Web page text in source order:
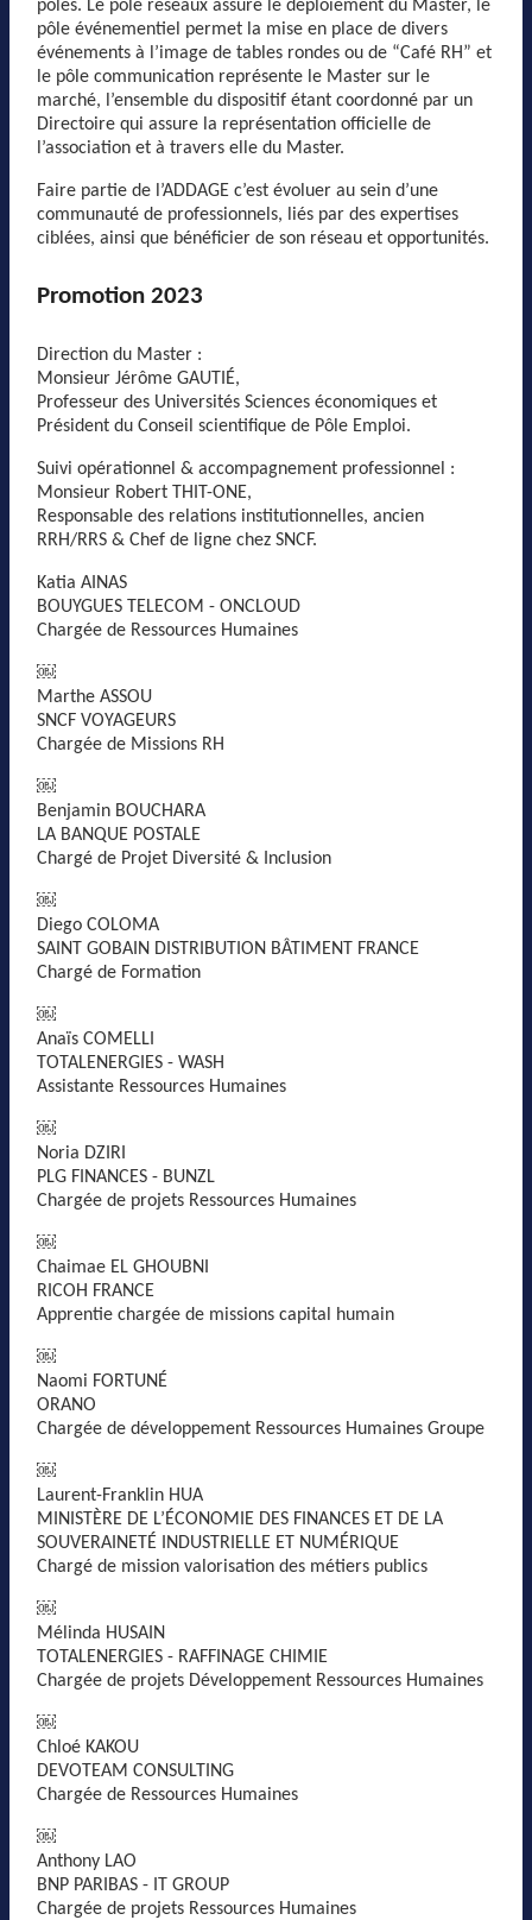
pôles. Le pôle réseaux assure le déploiement du Master, le
pôle événementiel permet la mise en place de divers
événements à l’image de tables rondes ou de “Café RH” et
le pôle communication représente le Master sur le
marché, l’ensemble du dispositif étant coordonné par un
Directoire qui assure la représentation officielle de
l’association et à travers elle du Master.
Faire partie de l’ADDAGE c’est évoluer au sein d’une
communauté de professionnels, liés par des expertises
ciblées, ainsi que bénéficier de son réseau et opportunités.
Promotion 2023
Direction du Master :
Monsieur Jérôme GAUTIÉ,
Professeur des Universités Sciences économiques et
Président du Conseil scientifique de Pôle Emploi.
Suivi opérationnel & accompagnement professionnel :
Monsieur Robert THIT-ONE,
Responsable des relations institutionnelles, ancien
RRH/RRS & Chef de ligne chez SNCF.
Katia AINAS
BOUYGUES TELECOM - ONCLOUD
Chargée de Ressources Humaines
￼
Marthe ASSOU
SNCF VOYAGEURS
Chargée de Missions RH
￼
Benjamin BOUCHARA
LA BANQUE POSTALE
Chargé de Projet Diversité & Inclusion
￼
Diego COLOMA
SAINT GOBAIN DISTRIBUTION BÂTIMENT FRANCE
Chargé de Formation
￼
Anaïs COMELLI
TOTALENERGIES - WASH
Assistante Ressources Humaines
￼
Noria DZIRI
PLG FINANCES - BUNZL
Chargée de projets Ressources Humaines
￼
Chaimae EL GHOUBNI
RICOH FRANCE
Apprentie chargée de missions capital humain
￼
Naomi FORTUNÉ
ORANO
Chargée de développement Ressources Humaines Groupe
￼
Laurent-Franklin HUA
MINISTÈRE DE L’ÉCONOMIE DES FINANCES ET DE LA
SOUVERAINETÉ INDUSTRIELLE ET NUMÉRIQUE
Chargé de mission valorisation des métiers publics
￼
Mélinda HUSAIN
TOTALENERGIES - RAFFINAGE CHIMIE
Chargée de projets Développement Ressources Humaines
￼
Chloé KAKOU
DEVOTEAM CONSULTING
Chargée de Ressources Humaines
￼
Anthony LAO
BNP PARIBAS - IT GROUP
Chargée de projets Ressources Humaines